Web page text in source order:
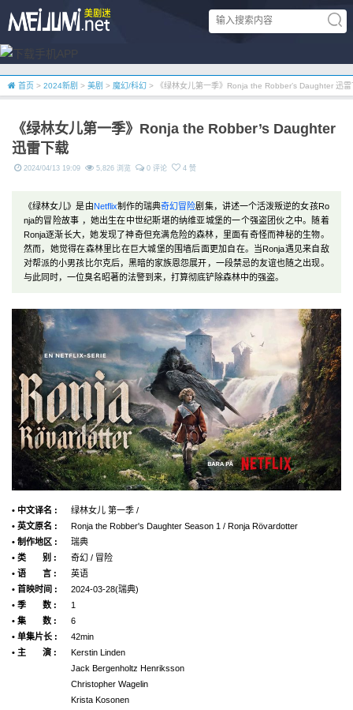
首页 > 2024新剧 > 美剧 > 魔幻/科幻 > 《绿林女儿第一季》Ronja the Robber’s Daughter 迅雷
《绿林女儿第一季》Ronja the Robber’s Daughter
迅雷下载
2024/04/13 19:09 5,826 浏览 0 评论 4 赞
《绿林女儿》是由Netflix制作的瑞典奇幻冒险剧集，讲述一个活泼叛逆的女孩Ro
nja的冒险故事 ，她出生在中世纪斯堪的纳维亚城堡的一个强盗团伙之中。随着
Ronja逐渐长大，她发现了神奇但充满危险的森林，里面有奇怪而神秘的生物。
然而，她觉得在森林里比在巨大城堡的围墙后面更加自在。当Ronja遇见来自敌
对帮派的小男孩比尔克后，黑暗的家族恩怨展开，一段禁忌的友谊也随之出现。
与此同时，一位臭名昭著的法警到来，打算彻底铲除森林中的强盗。
• 中文译名 :
绿林女儿 第一季 /
• 英文原名 :
Ronja the Robber's Daughter Season 1 / Ronja Rövardotter
• 制作地区 :
瑞典
• 类 别 :
奇幻 / 冒险
• 语 言 :
英语
• 首映时间 :
2024-03-28(瑞典)
• 季 数 :
1
• 集 数 :
6
• 单集片长 :
42min
• 主 演 :
Kerstin Linden
Jack Bergenholtz Henriksson
Christopher Wagelin
Krista Kosonen